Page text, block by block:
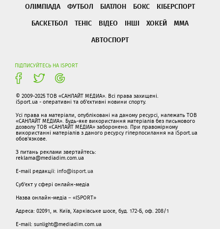
ОЛІМПІАДА ФУТБОЛ БІАТЛОН БОКС
КІБЕРСПОРТ
БАСКЕТБОЛ
ТЕНІС ВІДЕО ІНШІ ХОКЕЙ
ММА
АВТОСПОРТ
ПІДПИСУЙТЕСЬ НА ISPORT
© 2009-2025 ТОВ «САНЛАЙТ МЕДИА». Всі права захищені.
iSport.ua - оперативні та об'єктивні новини спорту.
Усі права на матеріали, опубліковані на даному ресурсі, належать ТОВ
«САНЛАЙТ МЕДИА». Будь-яке використання матеріалів без письмового
дозволу ТОВ «САНЛАЙТ МЕДИА» заборонено. При правомірному
використанні матеріалів з даного ресурсу гіперпосилання на iSport.ua
обов'язкове.
З питань реклами звертайтесь:
reklama@mediadim.com.ua
E-mail редакції: info@isport.ua
Суб'єкт у сфері онлайн-медіа
Назва онлайн-медіа – «ISPORT»
Адреса: 02091, м. Київ, Харківське шосе, буд. 172-Б, оф. 208/1
E-mail: sunlight@mediadim.com.ua